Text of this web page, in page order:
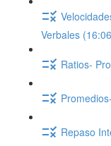
Verbales
Ratios-
Repaso